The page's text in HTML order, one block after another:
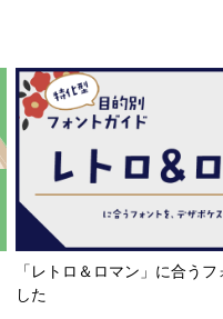
「レトロ＆ロマン」に合う
した